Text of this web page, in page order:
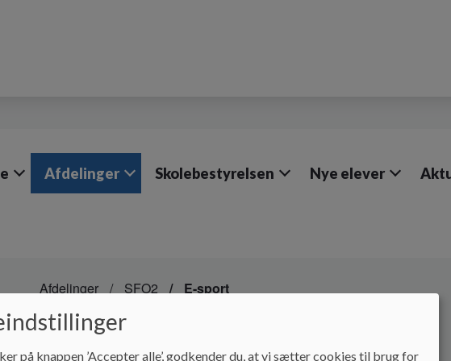
Afdelinger Skolebestyrelsen Nye elever
Afdelinger SFO2 E-sport
E-sport
på knappen ’Accepter alle’, godkender du, at vi sætter cookies til brug for